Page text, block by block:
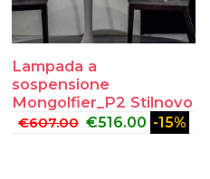
Lampada a
sospensione
Mongolfier_P2 Stilnovo
€607.00 €516.00 -15%